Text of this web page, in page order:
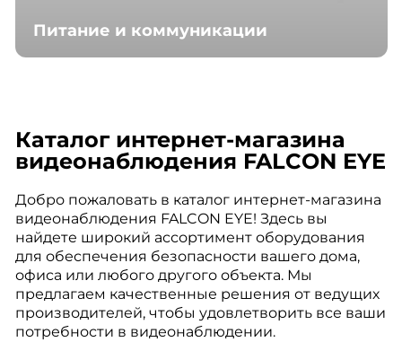
Питание и коммуникации
Каталог интернет-магазина
видеонаблюдения FALCON EYE
Добро пожаловать в каталог интернет-магазина
видеонаблюдения FALCON EYE! Здесь вы
найдете широкий ассортимент оборудования
для обеспечения безопасности вашего дома,
офиса или любого другого объекта. Мы
предлагаем качественные решения от ведущих
производителей, чтобы удовлетворить все ваши
потребности в видеонаблюдении.